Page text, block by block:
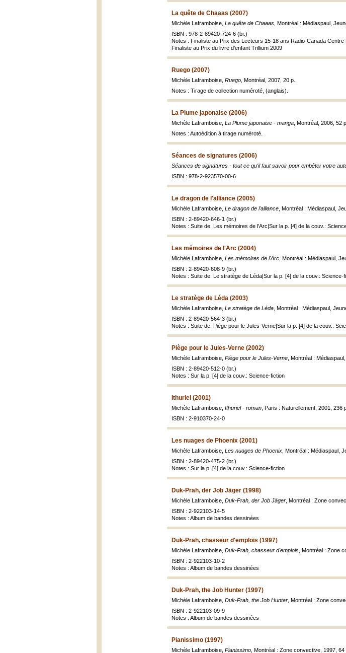
La quête de Chaaas (2007)
Michèle Laframboise, La quête de Chaaas , Montréal : Médiaspaul,
ISBN : 978-2-89420-724-6 (br.)
Notes : Finaliste au Prix des Lecteurs 15-18 ans Radio-Canada Centre
Finaliste au Prix du livre d’enfant Trillium 2009
Ruego (2007)
Michèle Laframboise, Ruego , Montréal, 2007, 20 p..
Notes : Tirage de collection numéroté, (anglais).
La Plume japonaise (2006)
Michèle Laframboise, La Plume japonaise - manga , Montréal, 2006, 52 p..
Notes : Autoédition à tirage numéroté.
Séances de signatures (2006)
Séances de signatures - tout ce qu'il faut savoir pour embêter votre
ISBN : 978-2-923570-00-6
Le dragon de l'alliance (2005)
Michèle Laframboise, Le dragon de l'alliance , Montréal : Médiaspaul,
ISBN : 2-89420-646-1 (br.)
Notes : Suite de: Les mémoires de l'Arc|Sur la p. [4] de la couv.:
Les mémoires de l'Arc (2004)
Michèle Laframboise, Les mémoires de l'Arc , Montréal : Médiaspaul,
ISBN : 2-89420-608-9 (br.)
Notes : Suite de: Le stratège de Léda|Sur la p. [4] de la couv.: Science-
Le stratège de Léda (2003)
Michèle Laframboise, Le stratège de Léda , Montréal : Médiaspaul,
ISBN : 2-89420-564-3 (br.)
Notes : Suite de: Piège pour le Jules-Verne|Sur la p. [4] de la couv.:
Piège pour le Jules-Verne (2002)
Michèle Laframboise, Piège pour le Jules-Verne , Montréal :
ISBN : 2-89420-512-0 (br.)
Notes : Sur la p. [4] de la couv.: Science-fiction
Ithuriel (2001)
Michèle Laframboise, Ithuriel - roman , Paris : Naturellement, 2001, 236
ISBN : 2-910370-24-0
Les nuages de Phoenix (2001)
Michèle Laframboise, Les nuages de Phoenix , Montréal : Médiaspaul,
ISBN : 2-89420-475-2 (br.)
Notes : Sur la p. [4] de la couv.: Science-fiction
Duk-Prah, der Job Jäger (1998)
Michèle Laframboise, Duk-Prah, der Job Jäger , Montréal : Zone
ISBN : 2-922103-14-5
Notes : Album de bandes dessinées
Duk-Prah, chasseur d'emplois (1997)
Michèle Laframboise, Duk-Prah, chasseur d'emplois , Montréal : Zone
ISBN : 2-922103-10-2
Notes : Album de bandes dessinées
Duk-Prah, the Job Hunter (1997)
Michèle Laframboise, Duk-Prah, the Job Hunter , Montréal : Zone
ISBN : 2-922103-09-9
Notes : Album de bandes dessinées
Pianissimo (1997)
Michèle Laframboise, Pianissimo , Montréal : Zone convective, 1997, 64